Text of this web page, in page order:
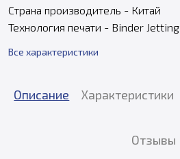
Страна производитель - Китай
Технология печати - Binder Jetting
Все характеристики
Описание Характеристики
Отзывы